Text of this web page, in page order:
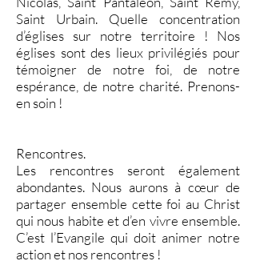
Saint Urbain. Quelle concentration
d’églises sur notre territoire ! Nos
églises sont des lieux privilégiés pour
témoigner de notre foi, de notre
espérance, de notre charité. Prenons-
en soin !
Rencontres.
Les rencontres seront également
abondantes. Nous aurons à cœur de
partager ensemble cette foi au Christ
qui nous habite et d’en vivre ensemble.
C’est l’Evangile qui doit animer notre
action et nos rencontres !